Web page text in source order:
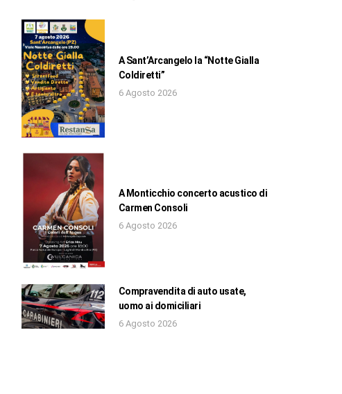
A Sant’Arcangelo la “Notte Gialla
Coldiretti”
6 Agosto 2026
A Monticchio concerto acustico di
Carmen Consoli
6 Agosto 2026
Compravendita di auto usate,
uomo ai domiciliari
6 Agosto 2026